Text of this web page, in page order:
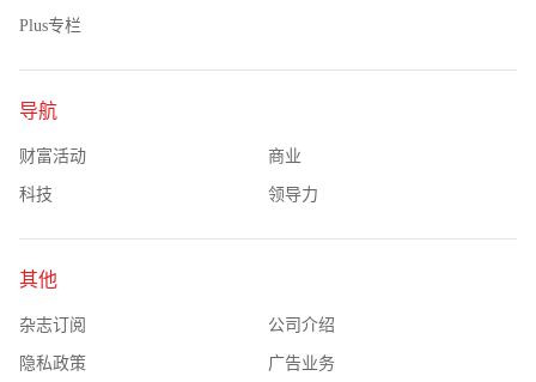
Plus专栏
导航
财富活动 商业
科技 领导力
其他
杂志订阅 公司介绍
隐私政策 广告业务